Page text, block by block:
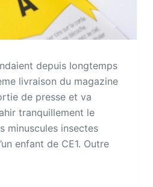
depuis longtemps
livraison du magazine
de presse et va
tranquillement le
minuscules insectes
enfant de CE1. Outre